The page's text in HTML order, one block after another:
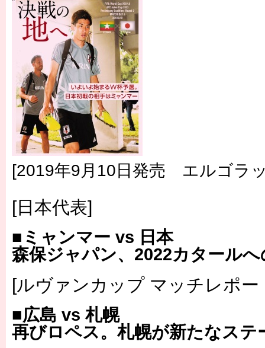
［3217号］最高の景色へ出国
［3218号］WEEKLY EG SELECTION
［3219号］特別な覇者へ 大逆転か連破か
［3220号］伝説の王者、黄金のシャーレ
[2019年9月10日発売 エルゴラ
[日本代表]
■ミャンマー vs 日本
森保ジャパン、2022カタールへ
[ルヴァンカップ マッチレポー
■広島 vs 札幌
再びロペス。札幌が新たなステ